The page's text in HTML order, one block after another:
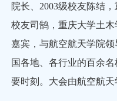
院长、2003级校友陈结
校友司鹄，重庆大学土
嘉宾，与航空航天学院
国各地、各行业的百余
要时刻。大会由航空航天